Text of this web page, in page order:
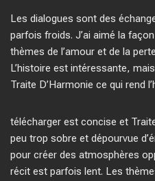
Les dialogues sont des
parfois froids. J’ai aimé la
thèmes de l’amour et de la
L’histoire est intéressante,
Traite D’Harmonie ce qui rend
télécharger est concise et
peu trop sobre et dépourvue
pour créer des atmosphères
récit est parfois lent. Les